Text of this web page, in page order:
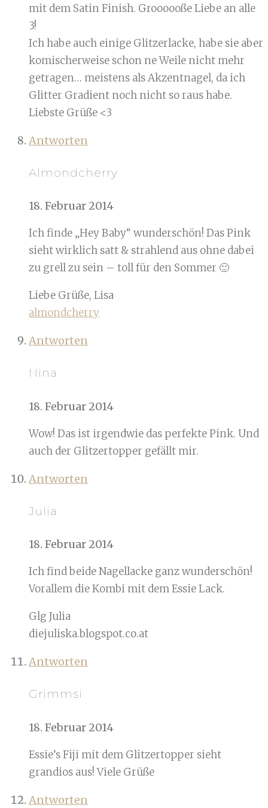
mit dem Satin Finish. Groooooße Liebe an alle
3!
Ich habe auch einige Glitzerlacke, habe sie aber
komischerweise schon ne Weile nicht mehr
getragen… meistens als Akzentnagel, da ich
Glitter Gradient noch nicht so raus habe.
Liebste Grüße <3
Antworten
Almondcherry
18. Februar 2014
Ich finde „Hey Baby“ wunderschön! Das Pink
sieht wirklich satt & strahlend aus ohne dabei
zu grell zu sein – toll für den Sommer 🙂
Liebe Grüße, Lisa
almondcherry
Antworten
Nina
18. Februar 2014
Wow! Das ist irgendwie das perfekte Pink. Und
auch der Glitzertopper gefällt mir.
Antworten
Julia
18. Februar 2014
Ich find beide Nagellacke ganz wunderschön!
Vorallem die Kombi mit dem Essie Lack.
Glg Julia
diejuliska.blogspot.co.at
Antworten
Grimmsi
18. Februar 2014
Essie’s Fiji mit dem Glitzertopper sieht
grandios aus! Viele Grüße
Antworten